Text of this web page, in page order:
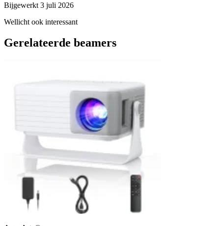
Bijgewerkt 3 juli 2026
Wellicht ook interessant
Gerelateerde beamers